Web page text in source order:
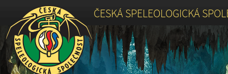
ČESKÁ SPELEOLOGICKÁ